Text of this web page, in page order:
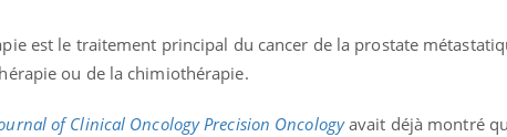
est le traitement principal du cancer de la prostate
ou de la chimiothérapie.
of Clinical Oncology Precision Oncologyavait déjà montré